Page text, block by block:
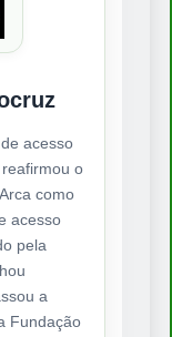
acesso
o
como
acesso
pela
a
Fundação